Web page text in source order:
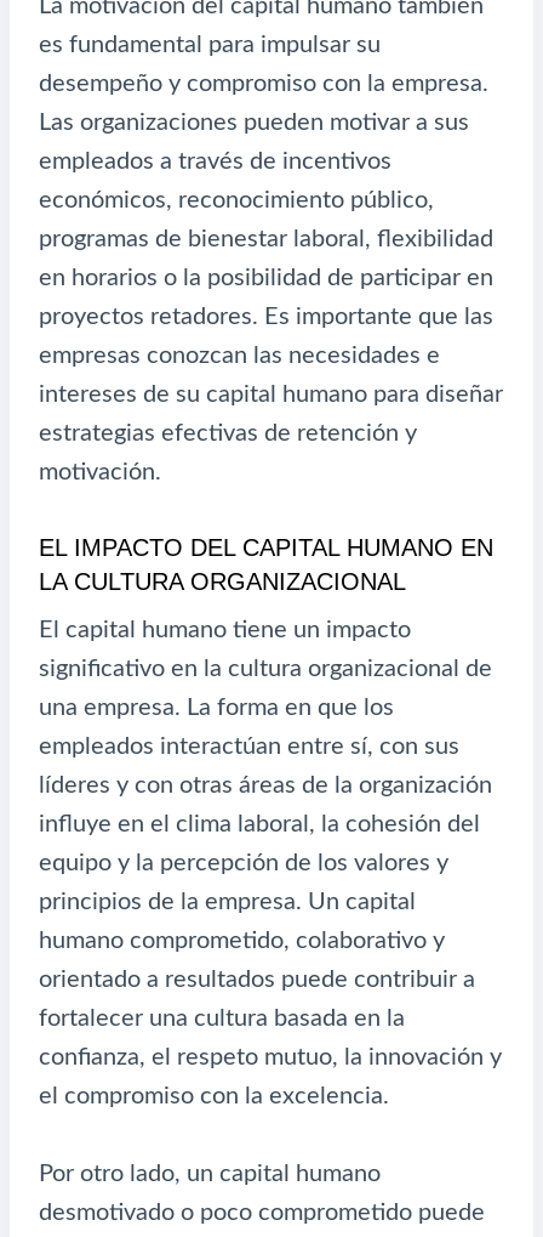
La motivación del capital humano también
es fundamental para impulsar su
desempeño y compromiso con la empresa.
Las organizaciones pueden motivar a sus
empleados a través de incentivos
económicos, reconocimiento público,
programas de bienestar laboral, flexibilidad
en horarios o la posibilidad de participar en
proyectos retadores. Es importante que las
empresas conozcan las necesidades e
intereses de su capital humano para diseñar
estrategias efectivas de retención y
motivación.
EL IMPACTO DEL CAPITAL HUMANO EN
LA CULTURA ORGANIZACIONAL
El capital humano tiene un impacto
significativo en la cultura organizacional de
una empresa. La forma en que los
empleados interactúan entre sí, con sus
líderes y con otras áreas de la organización
influye en el clima laboral, la cohesión del
equipo y la percepción de los valores y
principios de la empresa. Un capital
humano comprometido, colaborativo y
orientado a resultados puede contribuir a
fortalecer una cultura basada en la
confianza, el respeto mutuo, la innovación y
el compromiso con la excelencia.
Por otro lado, un capital humano
desmotivado o poco comprometido puede